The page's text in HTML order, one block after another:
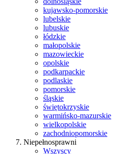
kujawsko-pomorskie
lubelskie
lubuskie
łódzkie
małopolskie
mazowieckie
opolskie
podkarpackie
podlaskie
pomorskie
śląskie
świętokrzyskie
warmińsko-mazurskie
wielkopolskie
zachodniopomorskie
Niepełnosprawni
Wszyscy